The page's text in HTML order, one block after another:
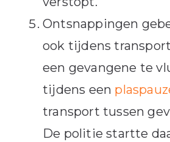
Ontsnappingen
ook tijdens
een gevangene te
tijdens een
transport tussen
De politie startte